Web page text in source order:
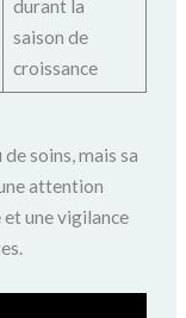
durant la
saison de
croissance
soins, mais sa
attention
une vigilance